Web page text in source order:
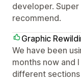
developer.
recommend.
Graphic
We have been
months now and
different